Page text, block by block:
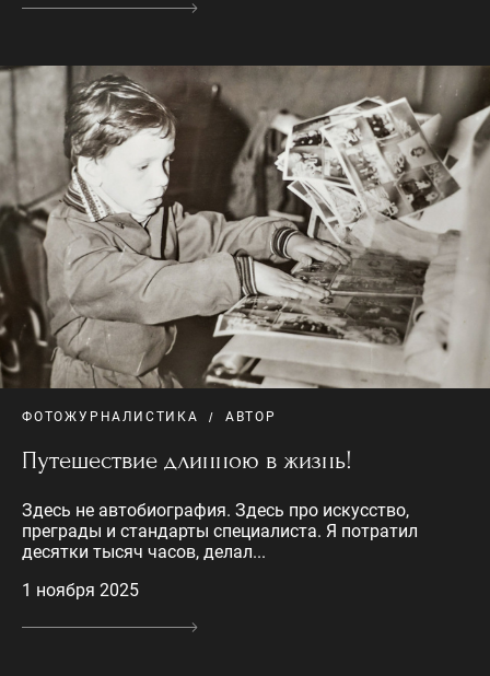
ФОТОЖУРНАЛИСТИКА АВТОР
Путешествие длинною в жизнь!
Здесь не автобиография. Здесь про искусство,
преграды и стандарты специалиста. Я потратил
десятки тысяч часов, делал...
1 ноября 2025